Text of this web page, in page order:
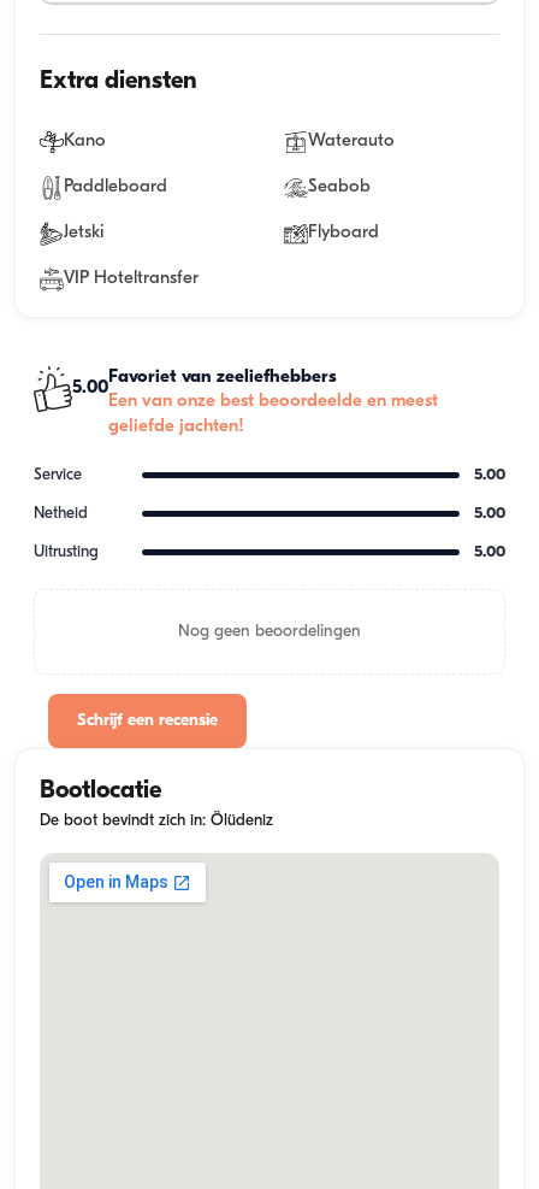
Extra diensten
Kano Waterauto
Paddleboard Seabob
Jetski Flyboard
VIP Hoteltransfer
5.00
Favoriet van zeeliefhebbers
Een van onze best beoordeelde en meest
geliefde jachten!
Service 5.00
Netheid 5.00
Uitrusting 5.00
Nog geen beoordelingen
Schrijf een recensie
Bootlocatie
De boot bevindt zich in: Ölüdeniz